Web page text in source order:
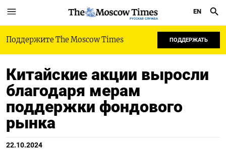
РУССКАЯ СЛУЖБА
EN
Поддержите The Moscow Times ПОДДЕРЖАТЬ
Китайские акции выросли
благодаря мерам
поддержки фондового
рынка
22.10.2024